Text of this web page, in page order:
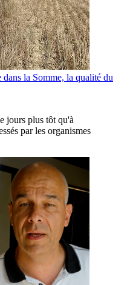
la Somme, la qualité du
jours plus tôt qu'à
par les organismes